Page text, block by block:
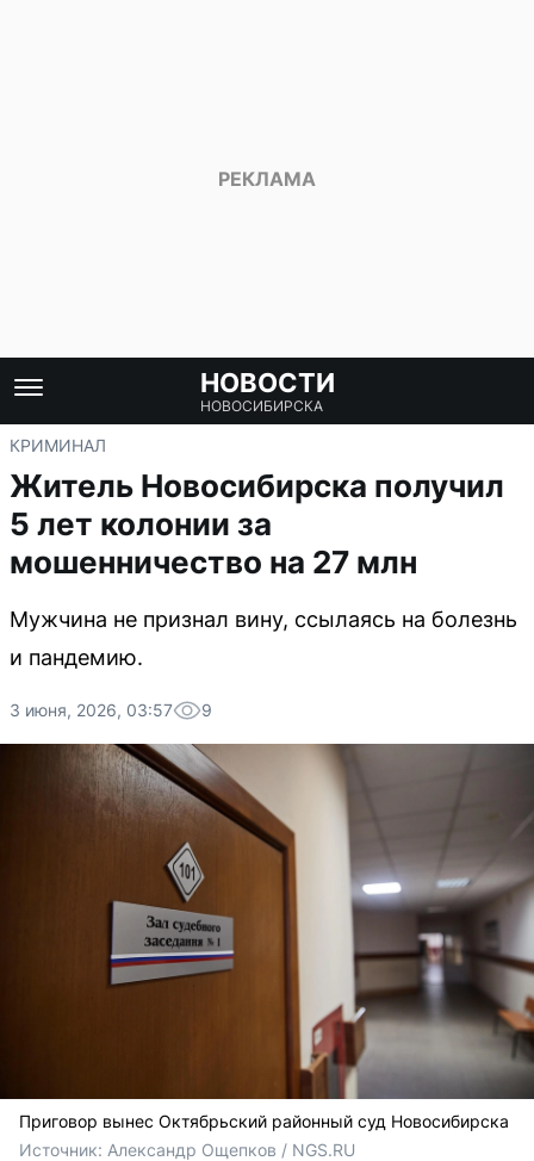
НОВОСТИ
НОВОСИБИРСКА
КРИМИНАЛ
Житель Новосибирска получил
5 лет колонии за
мошенничество на 27 млн
Мужчина не признал вину, ссылаясь на болезнь
и пандемию.
3 июня, 2026, 03:57 9
Приговор вынес Октябрьский районный суд Новосибирска
Источник: Александр Ощепков / NGS.RU